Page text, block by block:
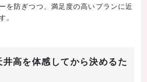
を防ぎつつ、満足度の高いプランに近
。
高を体感してから決めるた